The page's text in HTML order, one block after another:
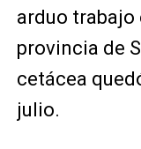
arduo trabajo
provincia de
cetácea
julio.